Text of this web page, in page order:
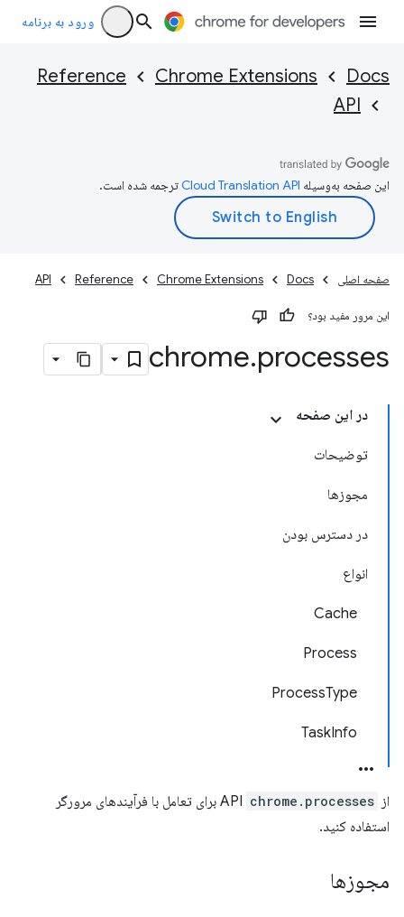
ورود به برنامه
Docs
Chrome Extensions
Reference
API
این صفحه به‌وسیله ترجمه شده است.
صفحه اصلی Docs
Chrome Extensions
Reference
API
این مرور مفید بود؟
chrome.processes
در این صفحه
توضیحات
مجوزها
در دسترس بودن
انواع
Cache
Process
ProcessType
TaskInfo
از API chrome.processes
برای تعامل با فرآیندهای مرورگر
استفاده کنید.
مجوزها